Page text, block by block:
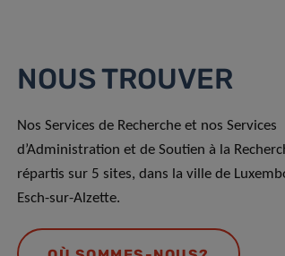
NOUS TROUVER
Nos Services de Recherche et nos Services
d’Administration et de Soutien à la
répartis sur 5 sites, dans la ville de
Esch-sur-Alzette.